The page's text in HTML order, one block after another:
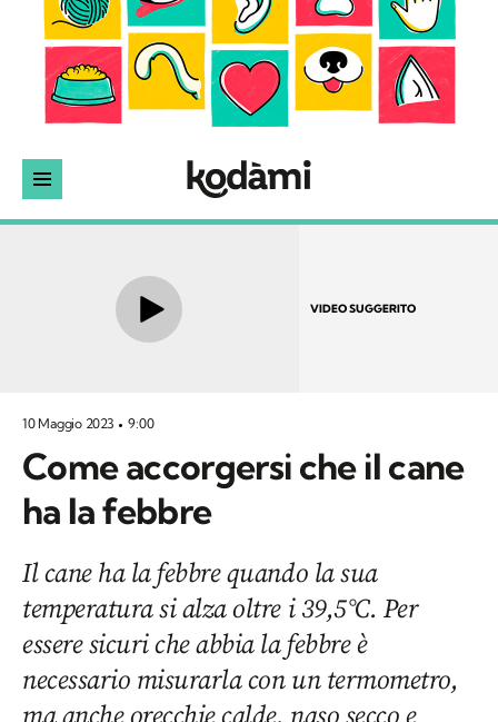
VIDEO SUGGERITO
10 Maggio 2023 9:00
Come accorgersi che il cane
ha la febbre
Il cane ha la febbre quando la sua
temperatura si alza oltre i 39,5°C. Per
essere sicuri che abbia la febbre è
necessario misurarla con un termometro,